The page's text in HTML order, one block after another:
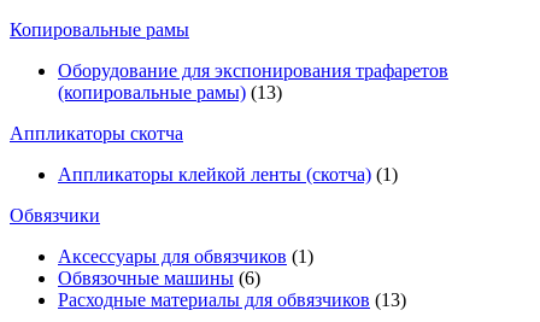
Копировальные рамы
Оборудование для экспонирования трафаретов
(копировальные рамы) (13)
Аппликаторы скотча
Аппликаторы клейкой ленты (скотча) (1)
Обвязчики
Аксессуары для обвязчиков (1)
Обвязочные машины (6)
Расходные материалы для обвязчиков (13)